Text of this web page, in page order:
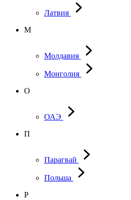
Латвия
М
Молдавия
Монголия
О
ОАЭ
П
Парагвай
Польша
Р